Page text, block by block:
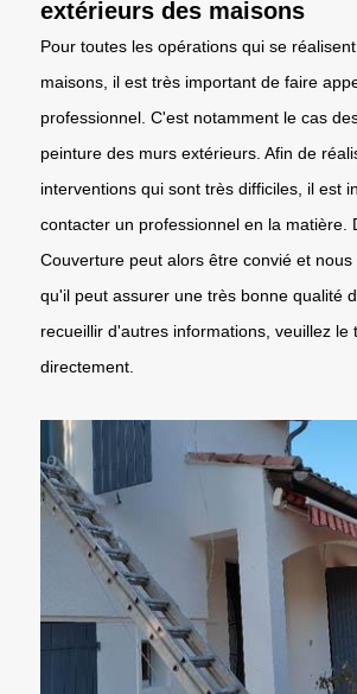
extérieurs des maisons
Pour toutes les opérations qui se
maisons, il est très important de faire
professionnel. C'est notamment le cas
peinture des murs extérieurs. Afin de
interventions qui sont très difficiles, il est
contacter un professionnel en la matière.
Couverture peut alors être convié et
qu'il peut assurer une très bonne qualité
recueillir d'autres informations, veuillez le
directement.